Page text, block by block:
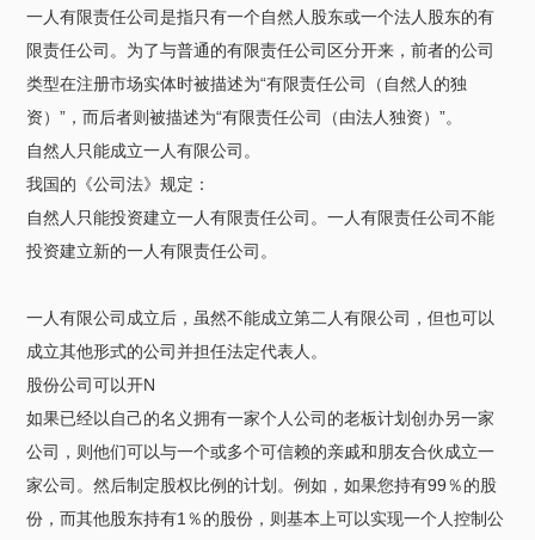
一人有限责任公司是指只有一个自然人股东或一个法人股东的有
限责任公司。为了与普通的有限责任公司区分开来，前者的公司
类型在注册市场实体时被描述为“有限责任公司（自然人的独
资）”，而后者则被描述为“有限责任公司（由法人独资）”。
自然人只能成立一人有限公司。
我国的《公司法》规定：
自然人只能投资建立一人有限责任公司。一人有限责任公司不能
投资建立新的一人有限责任公司。
一人有限公司成立后，虽然不能成立第二人有限公司，但也可以
成立其他形式的公司并担任法定代表人。
股份公司可以开N
如果已经以自己的名义拥有一家个人公司的老板计划创办另一家
公司，则他们可以与一个或多个可信赖的亲戚和朋友合伙成立一
家公司。然后制定股权比例的计划。例如，如果您持有99％的股
份，而其他股东持有1％的股份，则基本上可以实现一个人控制公